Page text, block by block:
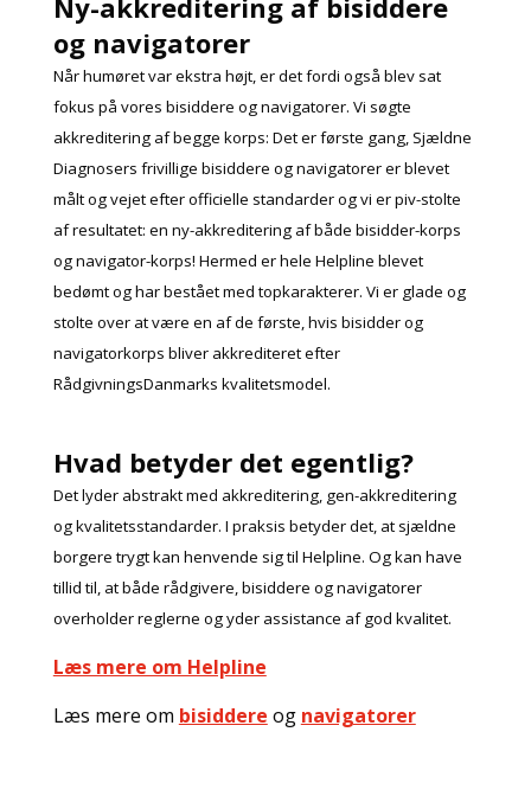
Ny-akkreditering af bisiddere
og navigatorer
Når humøret var ekstra højt, er det fordi også blev sat
fokus på vores bisiddere og navigatorer. Vi søgte
akkreditering af begge korps: Det er første gang, Sjældne
Diagnosers frivillige bisiddere og navigatorer er blevet
målt og vejet efter officielle standarder og vi er piv-stolte
af resultatet: en ny-akkreditering af både bisidder-korps
og navigator-korps! Hermed er hele Helpline blevet
bedømt og har bestået med topkarakterer. Vi er glade og
stolte over at være en af de første, hvis bisidder og
navigatorkorps bliver akkrediteret efter
RådgivningsDanmarks kvalitetsmodel.
Hvad betyder det egentlig?
Det lyder abstrakt med akkreditering, gen-akkreditering
og kvalitetsstandarder. I praksis betyder det, at sjældne
borgere trygt kan henvende sig til Helpline. Og kan have
tillid til, at både rådgivere, bisiddere og navigatorer
overholder reglerne og yder assistance af god kvalitet.
Læs mere om Helpline
Læs mere om bisiddere og navigatorer